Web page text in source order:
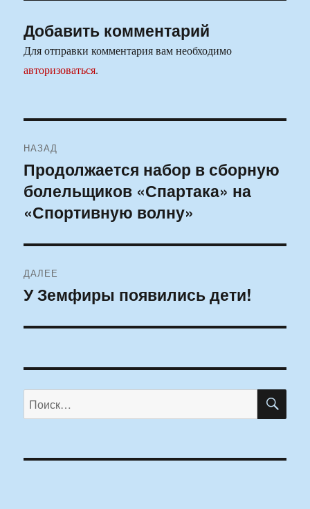
Добавить комментарий
Для отправки комментария вам необходимо
авторизоваться.
по
записям
НАЗАД
Предыдущая
запись:
Продолжается набор в сборную
болельщиков «Спартака» на
«Спортивную волну»
ДАЛЕЕ
Следующая
У Земфиры появились дети!
Искать: